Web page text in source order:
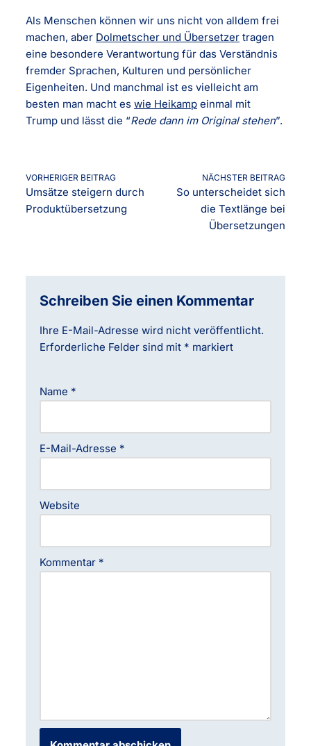
Als Menschen können wir uns nicht von alldem frei
machen, aber Dolmetscher und Übersetzer tragen
eine besondere Verantwortung für das Verständnis
fremder Sprachen, Kulturen und persönlicher
Eigenheiten. Und manchmal ist es vielleicht am
besten man macht eswie Heikamp einmal mit
Trump und lässt die “Rede dann im Original stehen”.
VORHERIGER BEITRAG
Umsätze steigern durch
Produktübersetzung
NÄCHSTER BEITRAG
So unterscheidet sich
die Textlänge bei
Übersetzungen
Schreiben Sie einen Kommentar
Ihre E-Mail-Adresse wird nicht veröffentlicht.
Erforderliche Felder sind mit * markiert
Name *
E-Mail-Adresse *
Website
Kommentar *